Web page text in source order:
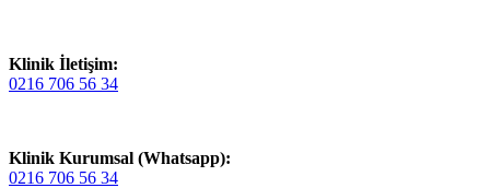
Klinik İletişim:
0216 706 56 34
Klinik Kurumsal (Whatsapp):
0216 706 56 34